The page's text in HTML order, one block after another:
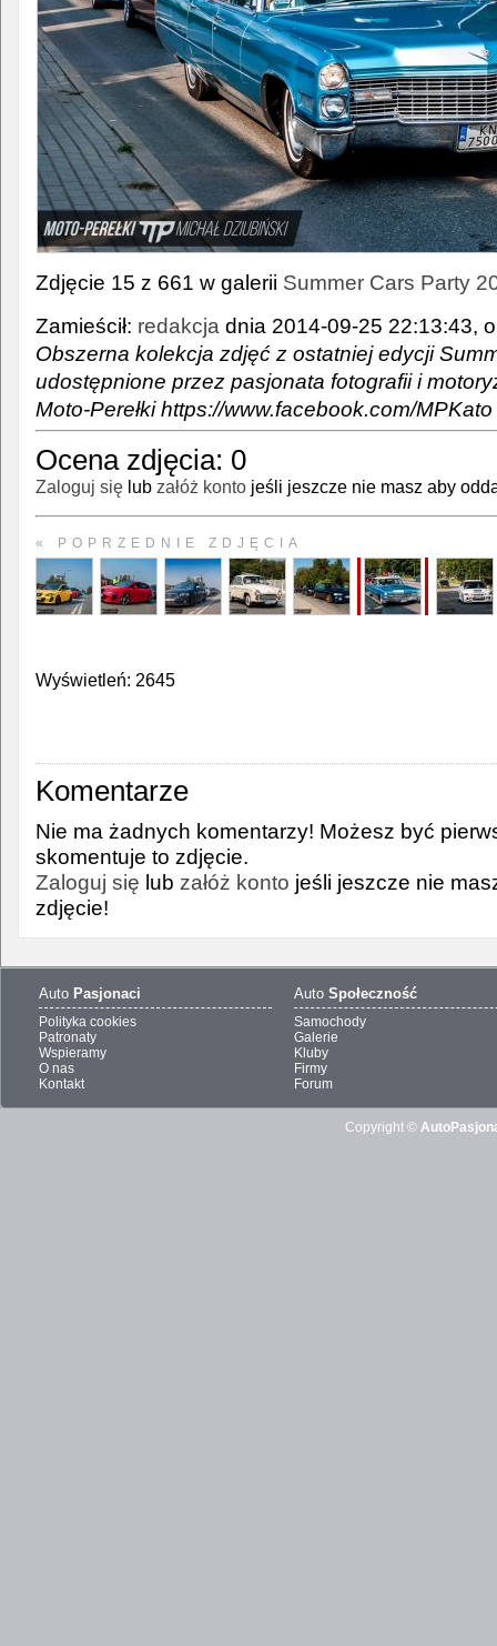
Zdjęcie 15 z 661 w galerii Summer Cars Party
Zamieścił: redakcja dnia 2014-09-25 22:13:43,
Obszerna kolekcja zdjęć z ostatniej edycji
udostępnione przez pasjonata fotografii i
Moto-Perełki https://www.facebook.com/MPKato
Ocena zdjęcia: 0
Zaloguj się lub załóż konto jeśli jeszcze nie masz aby
« POPRZEDNIE ZDJĘCIA
Wyświetleń: 2645
Komentarze
Nie ma żadnych komentarzy! Możesz być
skomentuje to zdjęcie.
Zaloguj się lub załóż konto jeśli jeszcze nie
zdjęcie!
Auto Pasjonaci
Polityka cookies
Patronaty
Wspieramy
O nas
Kontakt
Auto Społeczność
Samochody
Galerie
Kluby
Firmy
Forum
Copyright ©